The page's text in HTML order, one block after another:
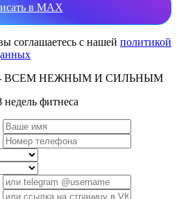
в MAX
соглашаетесь с нашей политикой
ВСЕМ НЕЖНЫМ И СИЛЬНЫМ
фитнеса